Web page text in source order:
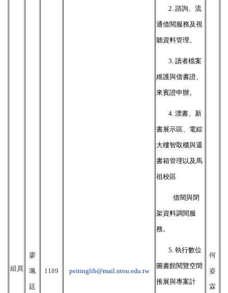
組員
廖
珮
廷
1189 peitinglib@mail.ntou.edu.tw
2. 諮詢、流
通借閱服務及視
聽資料管理。
3. 讀者檔案
維護與借書證、
來賓證申辦。
4. 漂書、新
書展示區、電綜
大樓智取櫃與還
書箱管理以及馬
祖校區
借閱與閉
架資料調閱服
務。
5. 執行數位
圖書館閱覽空間
推展與專案計
何
姿
霖